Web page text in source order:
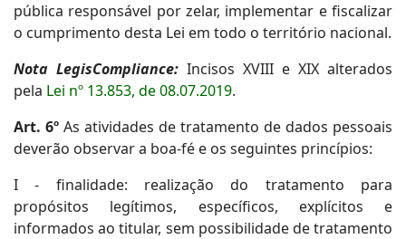
pública responsável por zelar, implementar e fiscalizar
o cumprimento desta Lei em todo o território nacional.
Nota LegisCompliance: Incisos XVIII e XIX alterados
pela Lei nº 13.853, de 08.07.2019.
Art. 6º As atividades de tratamento de dados pessoais
deverão observar a boa-fé e os seguintes princípios:
I - finalidade: realização do tratamento para
propósitos legítimos, específicos, explícitos e
informados ao titular, sem possibilidade de tratamento